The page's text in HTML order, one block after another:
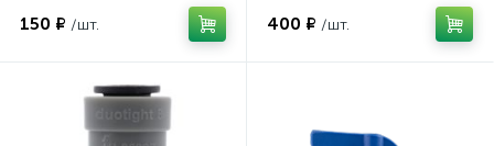
150 ₽ /шт. 400 ₽ /шт.